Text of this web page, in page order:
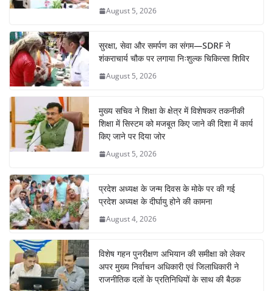
August 5, 2026
सुरक्षा, सेवा और समर्पण का संगम—SDRF ने
शंकराचार्य चौक पर लगाया निःशुल्क चिकित्सा शिविर
August 5, 2026
मुख्य सचिव ने शिक्षा के क्षेत्र में विशेषकर तकनीकी
शिक्षा में सिस्टम को मजबूत किए जाने की दिशा में कार्य
किए जाने पर दिया जोर
August 5, 2026
प्रदेश अध्यक्ष के जन्म दिवस के मोके पर की गई
प्रदेश अध्यक्ष के दीर्घायु होने की कामना
August 4, 2026
विशेष गहन पुनरीक्षण अभियान की समीक्षा को लेकर
अपर मुख्य निर्वाचन अधिकारी एवं जिलाधिकारी ने
राजनीतिक दलों के प्रतिनिधियों के साथ की बैठक